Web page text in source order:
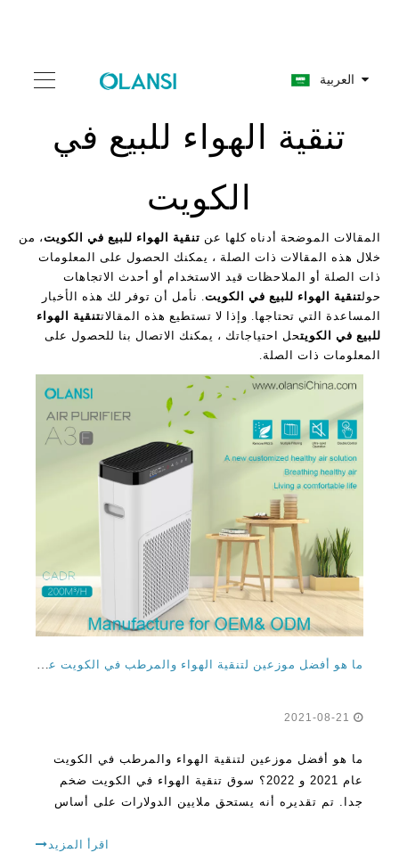
العربية
تنقية الهواء للبيع في
الكويت
المقالات الموضحة أدناه كلها عن تنقية الهواء للبيع في الكويت، من
خلال هذه المقالات ذات الصلة ، يمكنك الحصول على المعلومات
ذات الصلة أو الملاحظات قيد الاستخدام أو أحدث الاتجاهات
حولتنقية الهواء للبيع في الكويت. نأمل أن توفر لك هذه الأخبار
المساعدة التي تحتاجها. وإذا لا تستطيع هذه المقالاتتنقية الهواء
للبيع في الكويتحل احتياجاتك ، يمكنك الاتصال بنا للحصول على
المعلومات ذات الصلة.
ما هو أفضل موزعين لتنقية الهواء والمرطب في الكويت عام 2021 و 2022؟
ما هو أفضل موزعين لتنقية الهواء والمرطب في الكويت
عام 2021 و 2022؟ سوق تنقية الهواء في الكويت ضخم
جدا. تم تقديره أنه يستحق ملايين الدولارات على أساس
اقرأ المزيد